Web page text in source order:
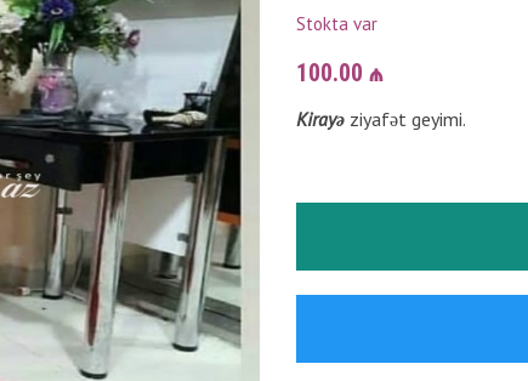
Stokta var
100.00 ₼
Kirayəziyafət geyimi.